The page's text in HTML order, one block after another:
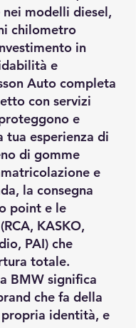
modelli diesel,
chilometro
in
e
Auto completa
con servizi
e
tua esperienza di
di gomme
e
la consegna
point e le
KASKO,
PAI) che
totale.
BMW significa
che fa della
propria identità, e